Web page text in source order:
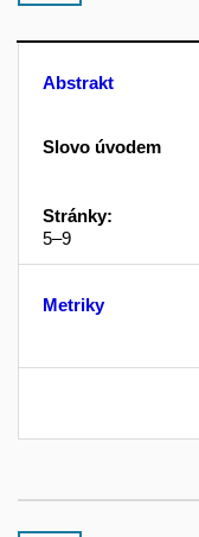
Abstrakt
Slovo úvodem
Stránky:
5–9
Metriky